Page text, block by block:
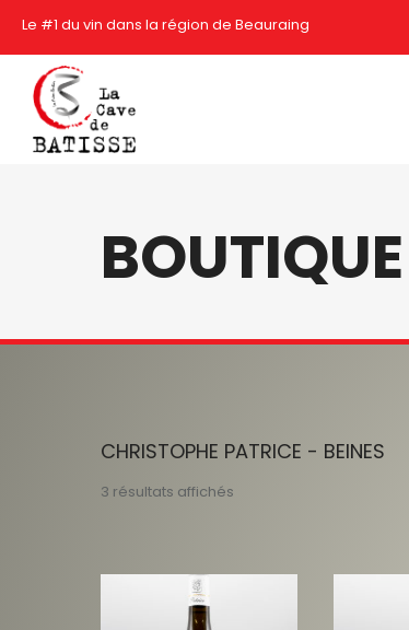
Le #1 du vin dans la région de Beauraing
CHRISTOPHE PATRICE - BEINES
3 résultats affichés